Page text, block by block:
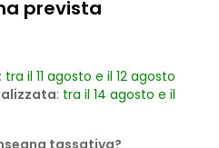
prevista
: tra il 11 agosto e il 12 agosto
: tra il 14 agosto e il
tassativa?